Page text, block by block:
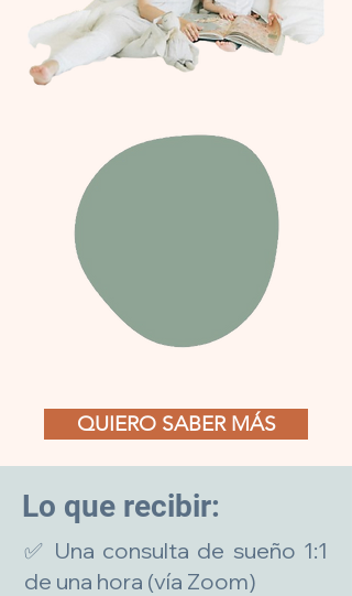
QUIERO SABER MÁS
Lo que recibir:
✅ Una consulta de sueño 1:1
de una hora (vía Zoom)